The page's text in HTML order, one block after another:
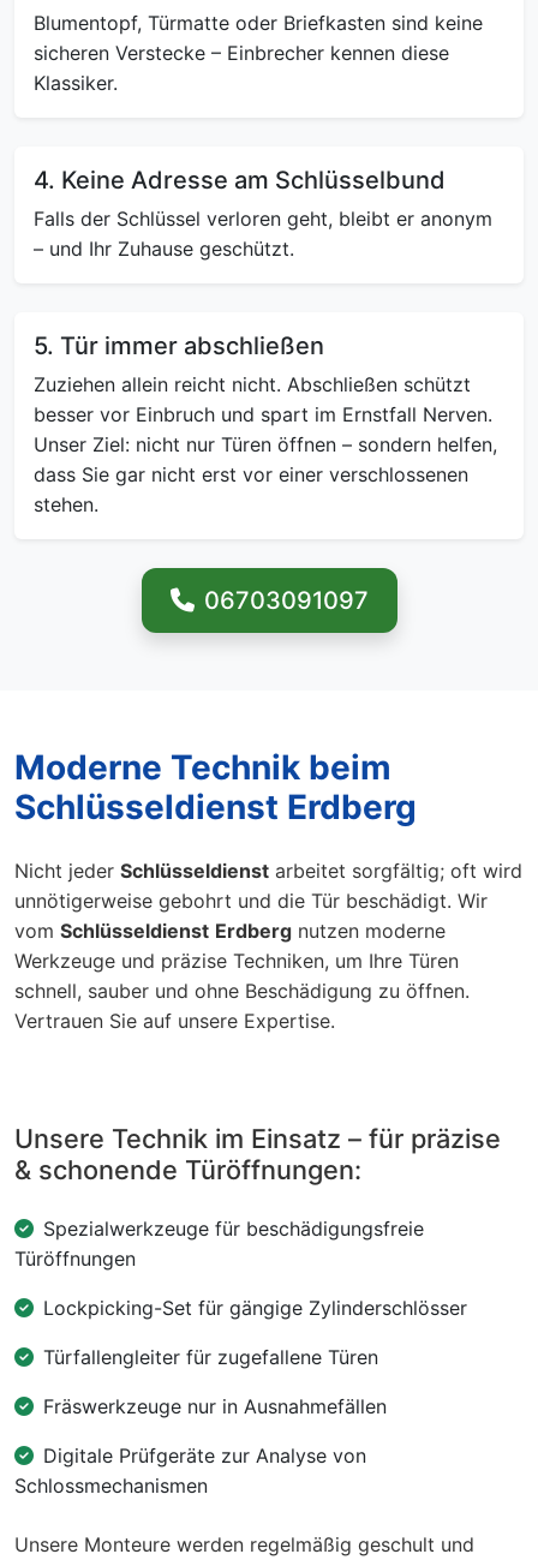
Blumentopf, Türmatte oder Briefkasten sind keine
sicheren Verstecke – Einbrecher kennen diese
Klassiker.
4. Keine Adresse am Schlüsselbund
Falls der Schlüssel verloren geht, bleibt er anonym
– und Ihr Zuhause geschützt.
5. Tür immer abschließen
Zuziehen allein reicht nicht. Abschließen schützt
besser vor Einbruch und spart im Ernstfall Nerven.
Unser Ziel: nicht nur Türen öffnen – sondern helfen,
dass Sie gar nicht erst vor einer verschlossenen
stehen.
06703091097
Moderne Technik beim
Schlüsseldienst Erdberg
Nicht jeder Schlüsseldienst arbeitet sorgfältig; oft wird
unnötigerweise gebohrt und die Tür beschädigt. Wir
vom Schlüsseldienst Erdberg nutzen moderne
Werkzeuge und präzise Techniken, um Ihre Türen
schnell, sauber und ohne Beschädigung zu öffnen.
Vertrauen Sie auf unsere Expertise.
Unsere Technik im Einsatz – für präzise
& schonende Türöffnungen:
Spezialwerkzeuge für beschädigungsfreie
Türöffnungen
Lockpicking-Set für gängige Zylinderschlösser
Türfallengleiter für zugefallene Türen
Fräswerkzeuge nur in Ausnahmefällen
Digitale Prüfgeräte zur Analyse von
Schlossmechanismen
Unsere Monteure werden regelmäßig geschult und